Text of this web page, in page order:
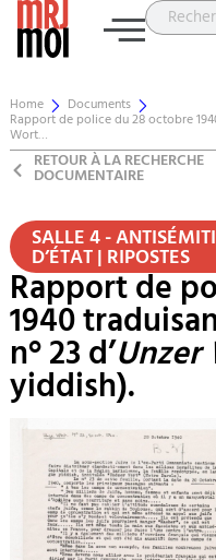
Home Documents
Rapport de police du 28 octobre
Wort…
RETOUR À LA RECHERCHE
DOCUMENTAIRE
SALLE 4 -
D’ÉTAT | RIPOSTES
Rapport de
1940
n° 23 d’
yiddish).